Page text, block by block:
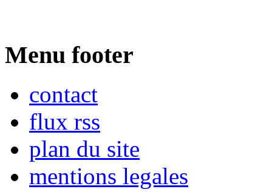
Menu footer
contact
flux rss
plan du site
mentions legales